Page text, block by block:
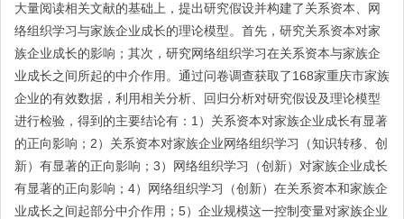
大量阅读相关文献的基础上，提出研究假设并构建了关系资本、网
络组织学习与家族企业成长的理论模型。首先，研究关系资本对家
族企业成长的影响；其次，研究网络组织学习在关系资本与家族企
业成长之间所起的中介作用。通过问卷调查获取了168家重庆市家族
企业的有效数据，利用相关分析、回归分析对研究假设及理论模型
进行检验，得到的主要结论有：1）关系资本对家族企业成长有显著
的正向影响；2）关系资本对家族企业网络组织学习（知识转移、创
新）有显著的正向影响；3）网络组织学习（创新）对家族企业成长
有显著的正向影响；4）网络组织学习（创新）在关系资本和家族企
业成长之间起部分中介作用；5）企业规模这一控制变量对家族企业